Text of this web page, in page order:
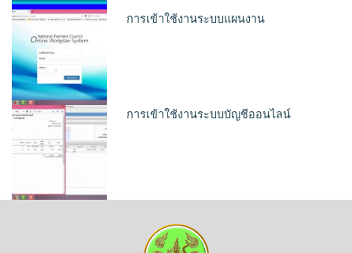
การเข้าใช้งานระบบแผนงาน
การเข้าใช้งานระบบบัญชีออนไลน์